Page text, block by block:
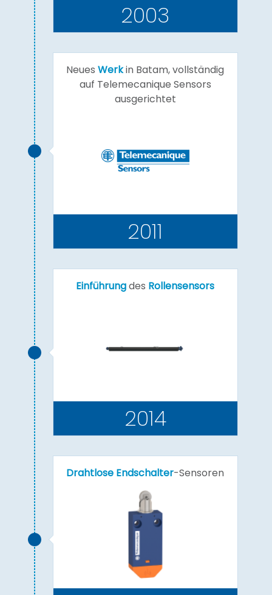
2003
Neues Werkin Batam, vollständig
auf Telemecanique Sensors
ausgerichtet
2011
Einführungdes Rollensensors
2014
Drahtlose Endschalter-Sensoren